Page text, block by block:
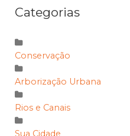
Categorias
Conservação
Arborização Urbana
Rios e Canais
Sua Cidade